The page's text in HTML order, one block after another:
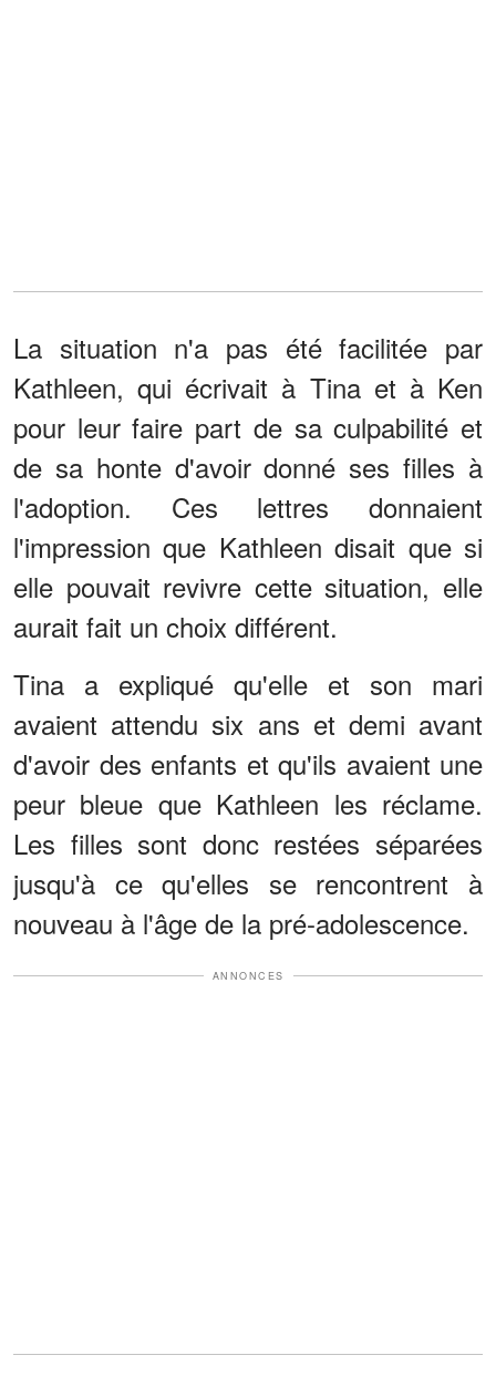
La situation n'a pas été facilitée par
Kathleen, qui écrivait à Tina et à Ken
pour leur faire part de sa culpabilité et
de sa honte d'avoir donné ses filles à
l'adoption. Ces lettres donnaient
l'impression que Kathleen disait que si
elle pouvait revivre cette situation, elle
aurait fait un choix différent.
Tina a expliqué qu'elle et son mari
avaient attendu six ans et demi avant
d'avoir des enfants et qu'ils avaient une
peur bleue que Kathleen les réclame.
Les filles sont donc restées séparées
jusqu'à ce qu'elles se rencontrent à
nouveau à l'âge de la pré-adolescence.
ANNONCES